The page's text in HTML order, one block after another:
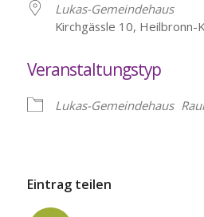
Lukas-Gemeindehaus
Kirchgässle 10, Heilbronn-
Veranstaltungstyp
Lukas-Gemeindehaus
Eintrag teilen